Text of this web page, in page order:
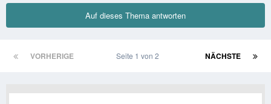
Auf dieses Thema antworten
VORHERIGE NÄCHSTE
Seite 1 von 2